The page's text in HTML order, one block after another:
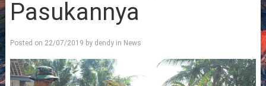
Pasukannya
Posted on 22/07/2019 by dendyin News